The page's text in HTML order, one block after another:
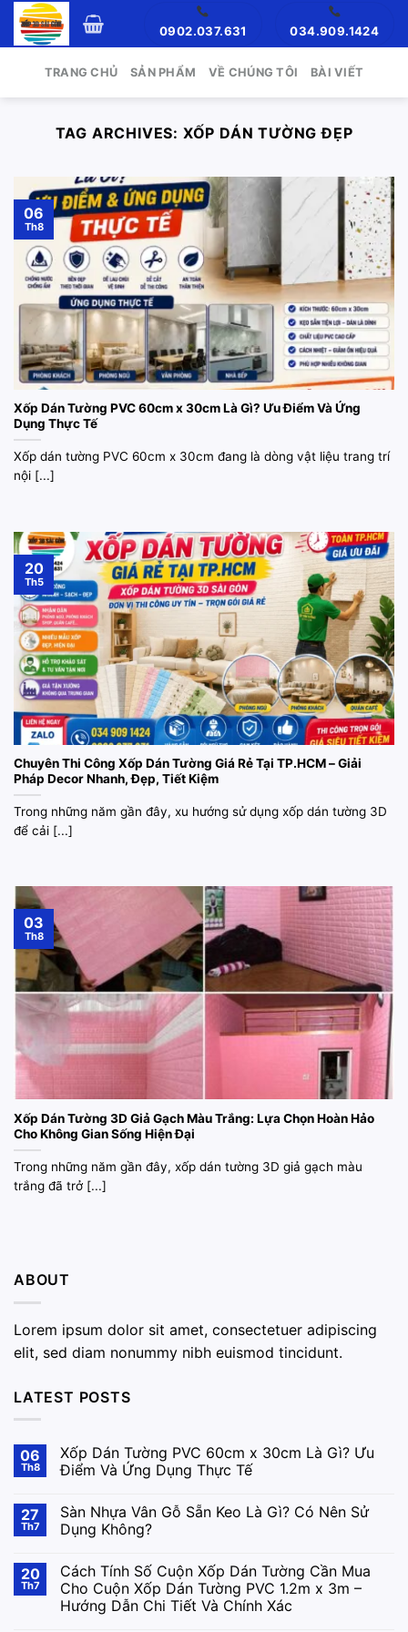
Skip
0902.037.631 034.909.1424
TRANG CHỦ SẢN PHẨM VỀ CHÚNG TÔI BÀI VIẾT
TAG ARCHIVES: XỐP DÁN TƯỜNG ĐẸP
Xốp Dán Tường PVC 60cm x 30cm Là Gì? Ưu Điểm Và Ứng
Dụng Thực Tế
Xốp dán tường PVC 60cm x 30cm đang là dòng vật liệu trang trí
nội [...]
06
Th8
Chuyên Thi Công Xốp Dán Tường Giá Rẻ Tại TP.HCM – Giải
Pháp Decor Nhanh, Đẹp, Tiết Kiệm
Trong những năm gần đây, xu hướng sử dụng xốp dán tường 3D
để cải [...]
20
Th5
Xốp Dán Tường 3D Giả Gạch Màu Trắng: Lựa Chọn Hoàn Hảo
Cho Không Gian Sống Hiện Đại
Trong những năm gần đây, xốp dán tường 3D giả gạch màu
trắng đã trở [...]
03
Th8
ABOUT
Lorem ipsum dolor sit amet, consectetuer adipiscing
elit, sed diam nonummy nibh euismod tincidunt.
LATEST POSTS
06
Th8
Xốp Dán Tường PVC 60cm x 30cm Là Gì? Ưu
Điểm Và Ứng Dụng Thực Tế
27
Th7
Sàn Nhựa Vân Gỗ Sẵn Keo Là Gì? Có Nên Sử
Dụng Không?
20
Th7
Cách Tính Số Cuộn Xốp Dán Tường Cần Mua
Cho Cuộn Xốp Dán Tường PVC 1.2m x 3m –
Hướng Dẫn Chi Tiết Và Chính Xác